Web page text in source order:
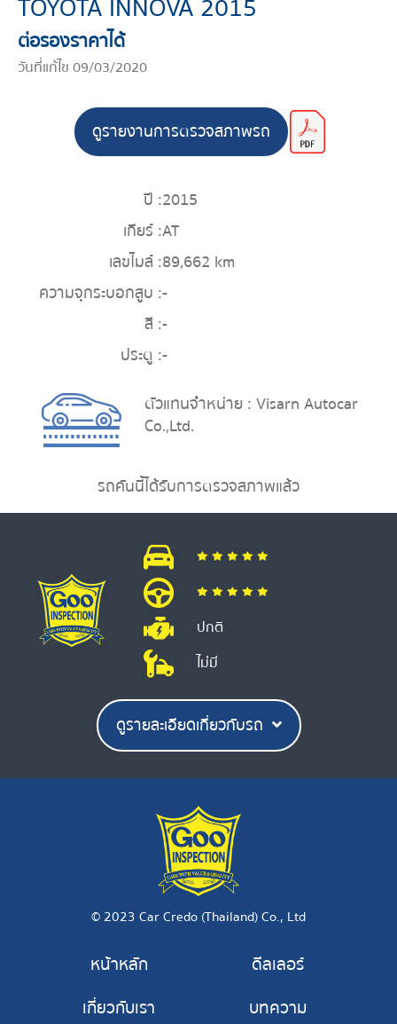
TOYOTA INNOVA 2015
ต่อรองราคาได้
วันที่แก้ไข 09/03/2020
ดูรายงานการตรวจสภาพรถ
ปี :2015
เกียร์ :AT
เลขไมล์ :89,662 km
ความจุกระบอกสูบ :-
สี :-
ประตู :-
ตัวแทนจำหน่าย : Visarn Autocar
Co.,Ltd.
รถคันนี้ได้รับการตรวจสภาพแล้ว
ปกติ
ไม่มี
ดูรายละเอียดเกี่ยวกับรถ
© 2023 Car Credo (Thailand) Co., Ltd
หน้าหลัก
เกี่ยวกับเรา
ดีลเลอร์
บทความ